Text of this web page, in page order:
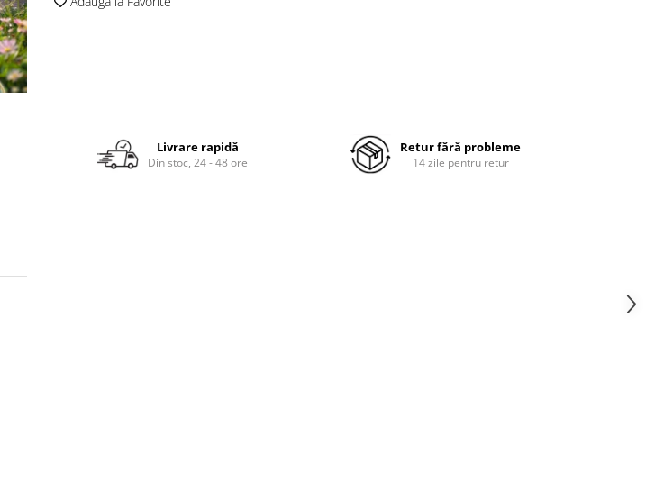
Livrare rapidă
Din stoc, 24 - 48 ore
Retur fără probleme
14 zile pentru retur